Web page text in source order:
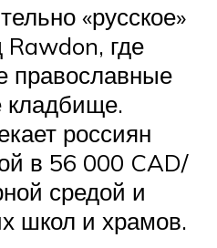
«русское»
Rawdon, где
православные
кладбище.
россиян
в 56 000 CAD/
средой и
школ и храмов.